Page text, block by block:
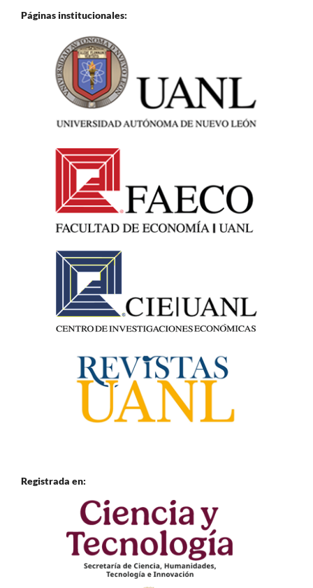
Páginas institucionales:
Registrada en: